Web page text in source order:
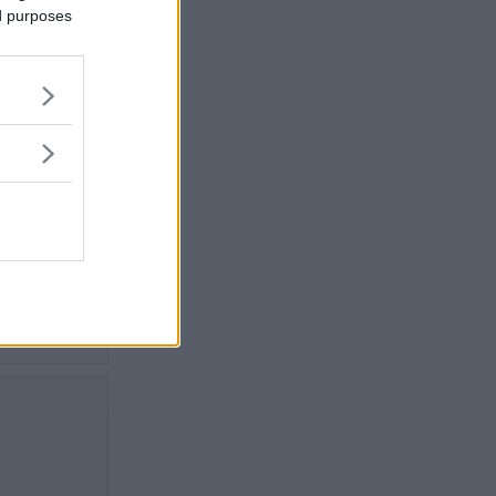
purposes